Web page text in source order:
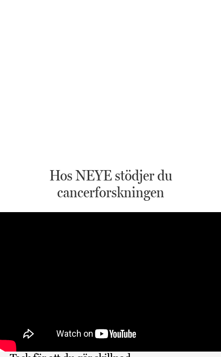
Hos NEYE stödjer du
cancerforskningen